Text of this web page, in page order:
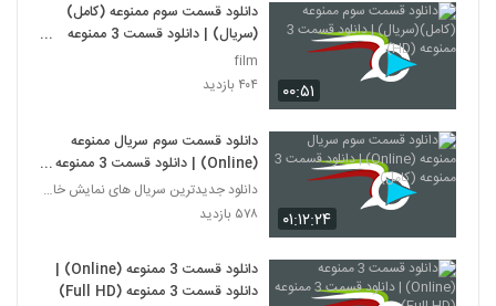
۰۰:۵۱
دانلود قسمت سوم ممنوعه (کامل)
(سریال) | دانلود قسمت 3 ممنوعه
(HD)
film
۴۰۴ بازدید
۰۱:۱۲:۲۴
دانلود قسمت سوم سریال ممنوعه
(Online) | دانلود قسمت 3 ممنوعه
(کامل)
دانلود جدیدترین سریال های نمایش خانگی
۵۷۸ بازدید
دانلود قسمت 3 ممنوعه (Online) |
دانلود قسمت 3 ممنوعه (Full HD)